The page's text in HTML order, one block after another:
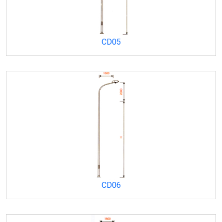
CD05
CD06